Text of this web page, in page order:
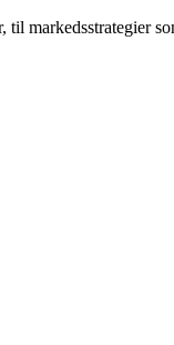
markedsstrategier